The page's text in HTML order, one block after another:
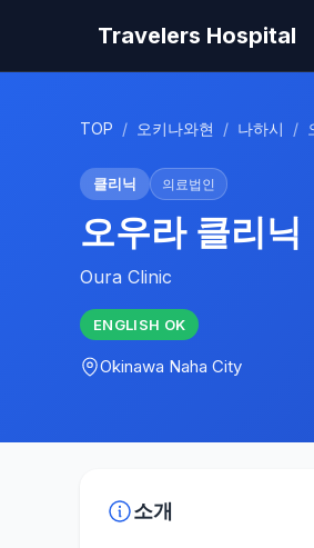
Travelers Hospital
TOP / 오키나와현 / 나하시 /
클리닉 의료법인
오우라 클리닉
Oura Clinic
ENGLISH OK
Okinawa Naha City
소개